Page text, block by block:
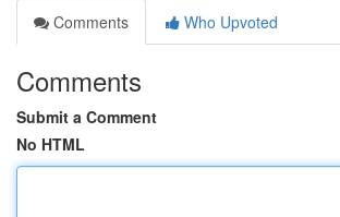
Comments
Who Upvoted
Comments
Submit a Comment
No HTML